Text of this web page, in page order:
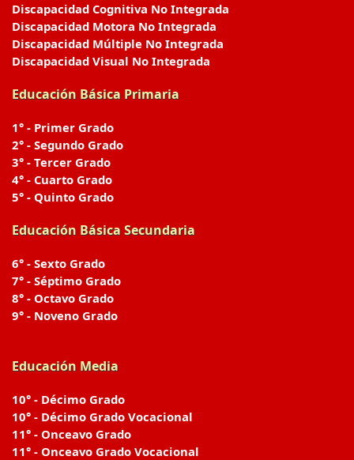
Discapacidad Cognitiva No Integrada
Discapacidad Motora No Integrada
Discapacidad Múltiple No Integrada
Discapacidad Visual No Integrada
Educación Básica Primaria
1° - Primer Grado
2° - Segundo Grado
3° - Tercer Grado
4° - Cuarto Grado
5° - Quinto Grado
Educación Básica Secundaria
6° - Sexto Grado
7° - Séptimo Grado
8° - Octavo Grado
9° - Noveno Grado
Educación Media
10° - Décimo Grado
10° - Décimo Grado Vocacional
11° - Onceavo Grado
11° - Onceavo Grado Vocacional